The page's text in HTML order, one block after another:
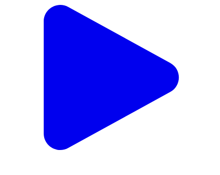
୩୦ ବସ୍ତା ଧାନ ଓ ଦୁଇଟି ପାଳ ଗଦା ଜଳି ପାଉଁଶ